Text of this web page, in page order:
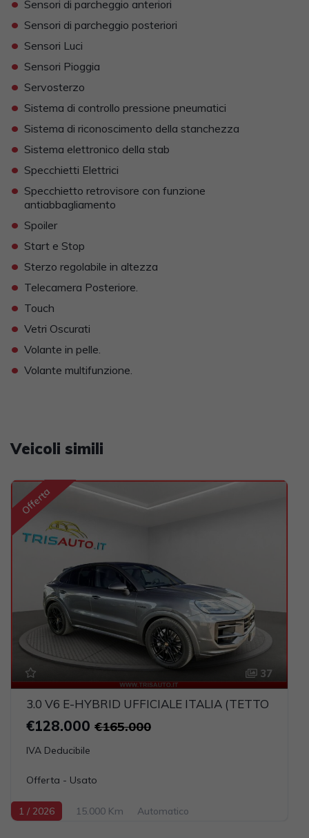
Sensori di parcheggio anteriori
• Sensori di parcheggio posteriori
• Sensori Luci
• Sensori Pioggia
• Servosterzo
• Sistema di controllo pressione pneumatici
• Sistema di riconoscimento della stanchezza
• Sistema elettronico della stab
• Specchietti Elettrici
• Specchietto retrovisore con funzione
antiabbagliamento
• Spoiler
• Start e Stop
• Sterzo regolabile in altezza
• Telecamera Posteriore.
• Touch
• Vetri Oscurati
• Volante in pelle.
• Volante multifunzione.
Veicoli simili
Offerta
37
3.0 V6 E-HYBRID UFFICIALE ITALIA (TETTO
€128.000 €165.000
IVA Deducibile
Offerta - Usato
1 / 2026 15.000 Km
Automatico